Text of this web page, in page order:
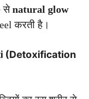
सेnatural glow
करती है।
(Detoxification